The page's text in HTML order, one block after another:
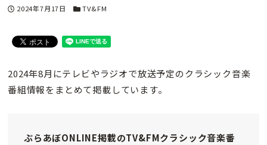
投稿日
2024年7月17日 カテゴリー
TV&FM
2024年8月にテレビやラジオで放送予定のクラシック音楽
番組情報をまとめて掲載しています。
ぶらあぼONLINE掲載のTV&FMクラシック音楽番